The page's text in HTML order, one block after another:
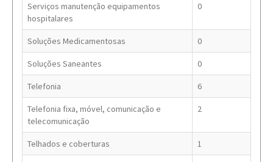
Serviços manutenção equipamentos
hospitalares
0
Soluções Medicamentosas 0
Soluções Saneantes 0
Telefonia 6
Telefonia fixa, móvel, comunicação e
telecomunicação
2
Telhados e coberturas 1